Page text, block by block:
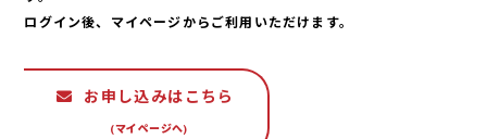
ログイン後、マイページからご利用いただけます。
お申し込みはこちら
(マイページへ)